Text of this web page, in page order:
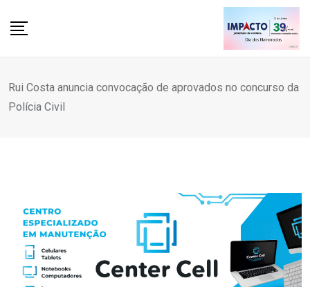
Rui Costa anuncia convocação de aprovados no concurso da
Polícia Civil